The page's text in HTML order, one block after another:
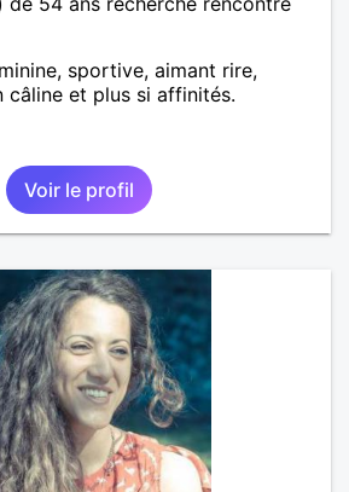
sportive, aimant rire,
câline et plus si affinités.
Voir le profil